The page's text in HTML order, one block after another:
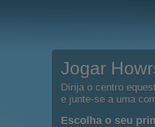
Jogar
Dirija o centro
e junte-se a uma
Escolha o seu